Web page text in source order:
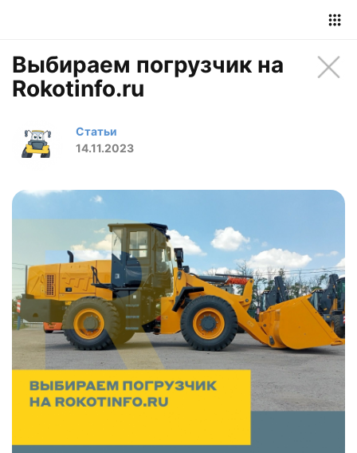
Выбираем погрузчик на
Rokotinfo.ru
Статьи
14.11.2023